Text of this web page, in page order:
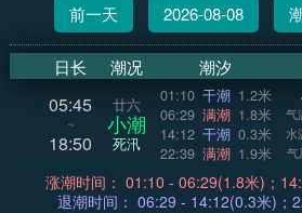
前一天 2026-08-08
日长 潮况 潮汐
05:45
~
18:50
廿六
小潮
死汛
01:10 干潮 1.2米
06:29 满潮 1.8米
14:12 干潮 0.3米
22:39 满潮 1.9米
气
水
气
涨潮时间： 01:10 - 06:29(1.8米
退潮时间： 06:29 - 14:12(0.3